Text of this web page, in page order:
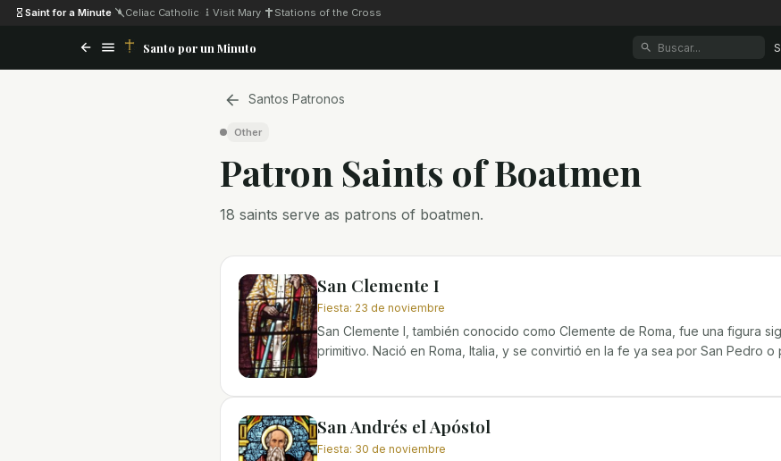
Saint for a Minute Celiac Catholic Visit Mary Stations of the Cross
Santo por un Minuto
Santos Patronos
Other
Patron Saints ofBoatmen
18 saints serve as patrons of boatmen.
San Clemente I
Fiesta: 23 de noviembre
San Clemente I, también conocido como Clemente de Roma, fue una figura
primitivo. Nació en Roma, Italia, y se convirtió en la fe ya sea por San Pedro o
San Andrés el Apóstol
Fiesta: 30 de noviembre